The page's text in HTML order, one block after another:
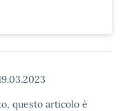
questo articolo è